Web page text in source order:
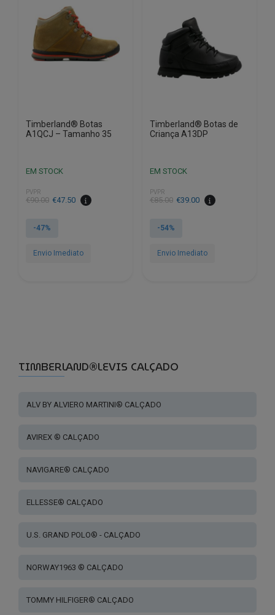
Timberland® Botas
A1QCJ – Tamanho 35
EM STOCK
PVPR
€90.00
O
original
€90.00.
€47.50
O
atual
€47.50.
-47%
Envio Imediato
Timberland® Botas de
Criança A13DP
EM STOCK
PVPR
€85.00 €39.00
-54%
Envio Imediato
options
chosen
TIMBERLAND®LEVIS CALÇADO
ALV BY ALVIERO MARTINI® CALÇADO
AVIREX ® CALÇADO
NAVIGARE® CALÇADO
ELLESSE® CALÇADO
U.S. GRAND POLO® - CALÇADO
NORWAY1963 ® CALÇADO
TOMMY HILFIGER® CALÇADO